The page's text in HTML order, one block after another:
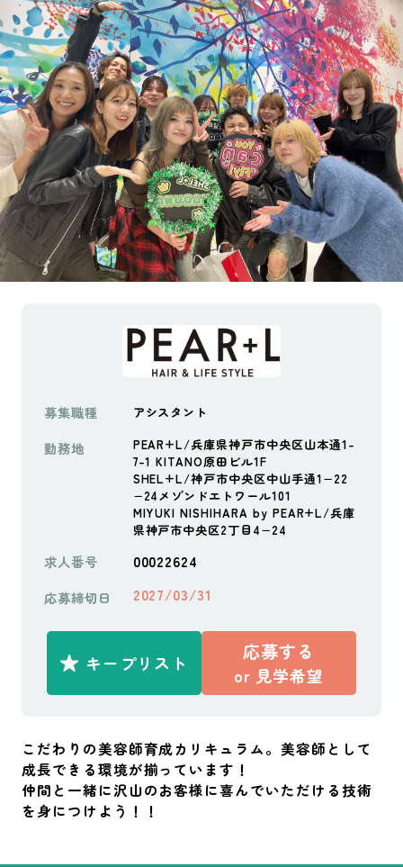
募集職種 アシスタント
勤務地
PEAR+L/兵庫県神戸市中央区山本通1-
7-1 KITANO原田ビル1F
SHEL+L/神戸市中央区中山手通1−22
−24メゾンドエトワール101
MIYUKI NISHIHARA by PEAR+L/兵庫
県神戸市中央区2丁目4−24
求人番号 00022624
応募締切日 2027/03/31
キープリスト 応募する
or 見学希望
こだわりの美容師育成カリキュラム。美容師として
成長できる環境が揃っています！
仲間と一緒に沢山のお客様に喜んでいただける技術
を身につけよう！！